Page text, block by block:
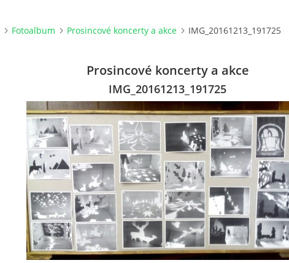
Fotoalbum Prosincové koncerty a akce IMG_20161213_191725
Prosincové koncerty a akce
IMG_20161213_191725